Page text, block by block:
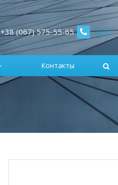
Заказать
звонок
+38 (067) 575-55-65
Контакты